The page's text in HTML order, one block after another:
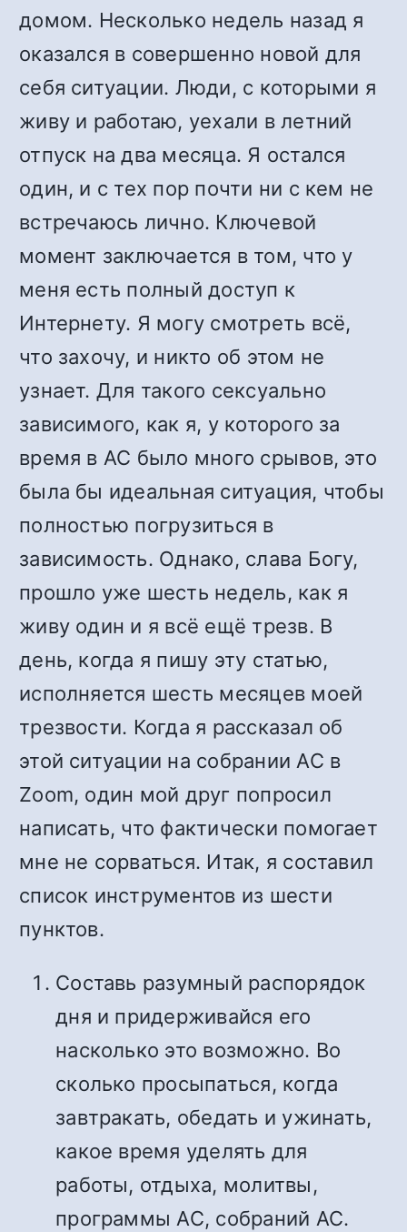
домом. Несколько недель назад я
оказался в совершенно новой для
себя ситуации. Люди, с которыми я
живу и работаю, уехали в летний
отпуск на два месяца. Я остался
один, и с тех пор почти ни с кем не
встречаюсь лично. Ключевой
момент заключается в том, что у
меня есть полный доступ к
Интернету. Я могу смотреть всё,
что захочу, и никто об этом не
узнает. Для такого сексуально
зависимого, как я, у которого за
время в АС было много срывов, это
была бы идеальная ситуация, чтобы
полностью погрузиться в
зависимость. Однако, слава Богу,
прошло уже шесть недель, как я
живу один и я всё ещё трезв. В
день, когда я пишу эту статью,
исполняется шесть месяцев моей
трезвости. Когда я рассказал об
этой ситуации на собрании АС в
Zoom, один мой друг попросил
написать, что фактически помогает
мне не сорваться. Итак, я составил
список инструментов из шести
пунктов.
Составь разумный распорядок
дня и придерживайся его
насколько это возможно. Во
сколько просыпаться, когда
завтракать, обедать и ужинать,
какое время уделять для
работы, отдыха, молитвы,
программы АС, собраний АС.